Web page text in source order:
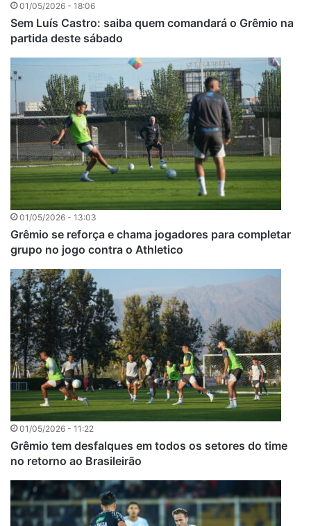
01/05/2026 - 18:06
Sem Luís Castro: saiba quem comandará o Grêmio na
partida deste sábado
01/05/2026 - 13:03
Grêmio se reforça e chama jogadores para completar
grupo no jogo contra o Athletico
01/05/2026 - 11:22
Grêmio tem desfalques em todos os setores do time
no retorno ao Brasileirão